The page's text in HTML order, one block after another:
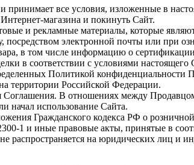
принимает все условия, изложенные в
магазина и покинуть Сайт.
и рекламные материалы, которые
посредством электронной почты или при
в том числе информацию о сертификации
в соответствии с условиями
Политикой конфиденциальности
территории Российской Федерации.
Соглашения. В отношениях между
начал использование Сайта.
Гражданского кодекса РФ о розничной
1 и иные правовые акты, принятые в
распространяется на юридических лиц и